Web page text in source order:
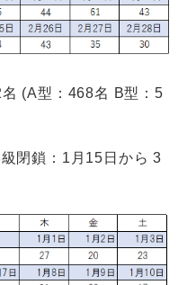
(A型：468名 B型：5
閉鎖：1月15日から 3